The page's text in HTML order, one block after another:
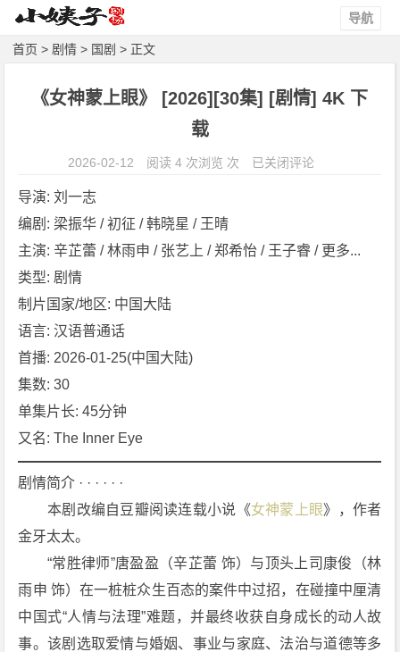
导航
首页 > 剧情 > 国剧 > 正文
《女神蒙上眼》 [2026][30集] [剧情] 4K 下
载
2026-02-12 阅读 4 次浏览 次
《女
眼》
下
已关闭评论
导演: 刘一志
编剧: 梁振华 / 初征 / 韩晓星 / 王晴
主演: 辛芷蕾 / 林雨申 / 张艺上 / 郑希怡 / 王子睿 / 更多...
类型: 剧情
制片国家/地区: 中国大陆
语言: 汉语普通话
首播: 2026-01-25(中国大陆)
集数: 30
单集片长: 45分钟
又名: The Inner Eye
剧情简介 · · · · · ·
本剧改编自豆瓣阅读连载小说《女神蒙上眼》，作者
金牙太太。
“常胜律师”唐盈盈（辛芷蕾 饰）与顶头上司康俊（林
雨申 饰）在一桩桩众生百态的案件中过招，在碰撞中厘清
中国式“人情与法理”难题，并最终收获自身成长的动人故
事。该剧选取爱情与婚姻、事业与家庭、法治与道德等多